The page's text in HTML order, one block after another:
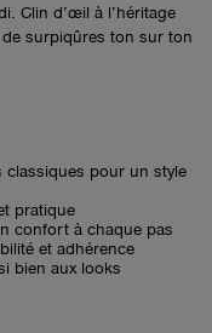
Clin d’œil à l’héritage
surpiqûres ton sur ton
classiques pour un style
pratique
confort à chaque pas
et adhérence
bien aux looks